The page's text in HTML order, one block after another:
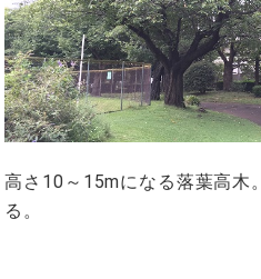
高さ10～15mになる落葉高木
る。